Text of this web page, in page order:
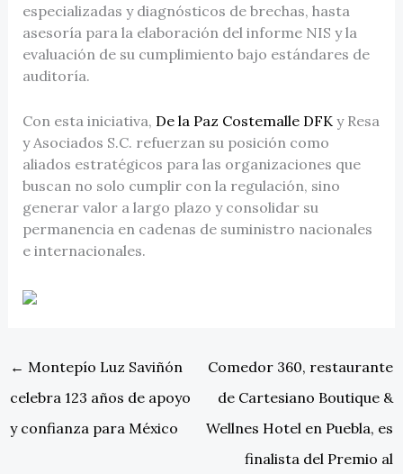
especializadas y diagnósticos de brechas, hasta
asesoría para la elaboración del informe NIS y la
evaluación de su cumplimiento bajo estándares de
auditoría.
Con esta iniciativa, De la Paz Costemalle DFKy Resa
y Asociados S.C. refuerzan su posición como
aliados estratégicos para las organizaciones que
buscan no solo cumplir con la regulación, sino
generar valor a largo plazo y consolidar su
permanencia en cadenas de suministro nacionales
e internacionales.
← Montepío Luz Saviñón
celebra 123 años de apoyo
y confianza para México
Comedor 360, restaurante
de Cartesiano Boutique &
Wellnes Hotel en Puebla, es
finalista del Premio al